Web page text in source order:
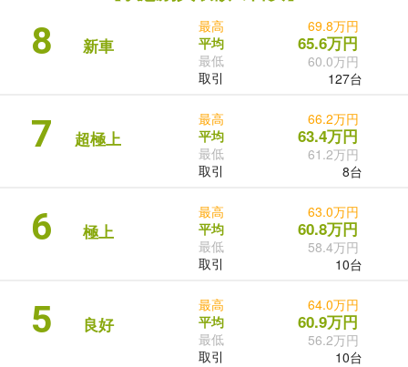
8 新車
最高
平均
最低
取引
69.8万円
65.6万円
60.0万円
127台
7 超極上
最高
平均
最低
取引
66.2万円
63.4万円
61.2万円
8台
6 極上
最高
平均
最低
取引
63.0万円
60.8万円
58.4万円
10台
5 良好
最高
平均
最低
取引
64.0万円
60.9万円
56.2万円
10台